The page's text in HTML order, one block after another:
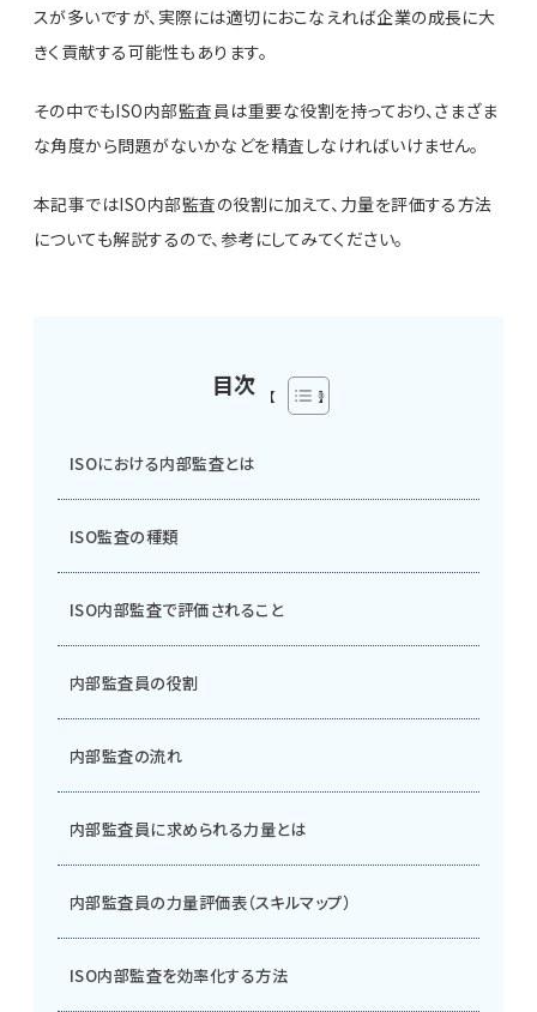
スが多いですが、実際には適切におこなえれば企業の成長に大
きく貢献する可能性もあります。
その中でもISO内部監査員は重要な役割を持っており、さまざま
な角度から問題がないかなどを精査しなければいけません。
本記事ではISO内部監査の役割に加えて、力量を評価する方法
についても解説するので、参考にしてみてください。
目次
ISOにおける内部監査とは
ISO監査の種類
ISO内部監査で評価されること
内部監査員の役割
内部監査の流れ
内部監査員に求められる力量とは
内部監査員の力量評価表（スキルマップ）
ISO内部監査を効率化する方法